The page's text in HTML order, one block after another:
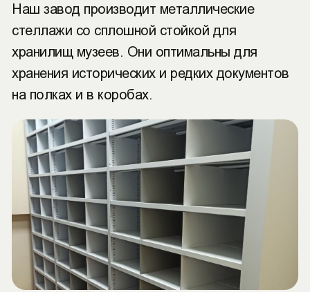
Наш завод производит металлические
стеллажи со сплошной стойкой для
хранилищ музеев. Они оптимальны для
хранения исторических и редких документов
на полках и в коробах.